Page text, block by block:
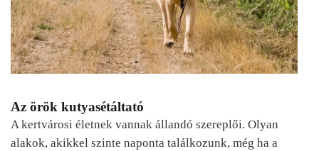
Az örök kutyasétáltató
A kertvárosi életnek vannak állandó szereplői. Olyan
alakok, akikkel szinte naponta találkozunk, még ha a